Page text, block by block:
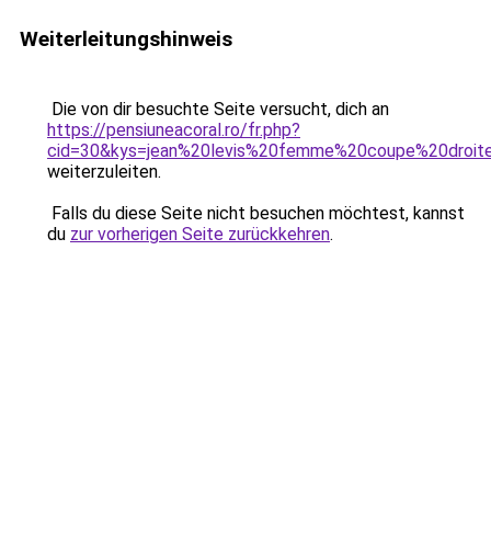
Weiterleitungshinweis
Die von dir besuchte Seite versucht, dich an
https://pensiuneacoral.ro/fr.php?
weiterzuleiten.
Falls du diese Seite nicht besuchen möchtest, kannst
du zur vorherigen Seite zurückkehren.